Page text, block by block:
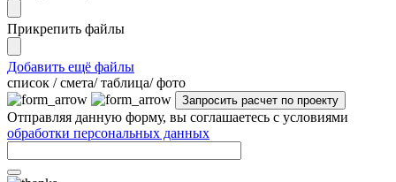
Прикрепить файлы
Добавить ещё файлы
cписок / смета/ таблица/ фото
Отправляя данную форму, вы соглашаетесь с условиями
обработки персональных данных